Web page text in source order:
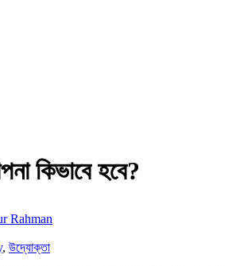
কিভাবে হবে?
Rahman
, উদ্যোক্তা